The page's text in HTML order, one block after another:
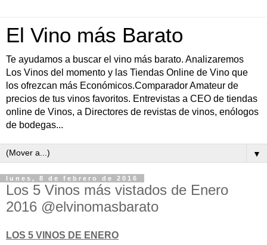
El Vino más Barato
Te ayudamos a buscar el vino más barato. Analizaremos
Los Vinos del momento y las Tiendas Online de Vino que
los ofrezcan más Económicos.Comparador Amateur de
precios de tus vinos favoritos. Entrevistas a CEO de tiendas
online de Vinos, a Directores de revistas de vinos, enólogos
de bodegas...
▼
lunes, 8 de febrero de 2016
Los 5 Vinos más vistados de Enero
2016 @elvinomasbarato
LOS 5 VINOS DE ENERO